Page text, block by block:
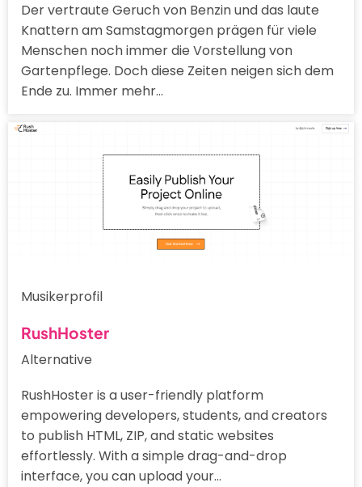
Der vertraute Geruch von Benzin und das laute
Knattern am Samstagmorgen prägen für viele
Menschen noch immer die Vorstellung von
Gartenpflege. Doch diese Zeiten neigen sich dem
Ende zu. Immer mehr…
Musikerprofil
RushHoster
Alternative
RushHoster is a user-friendly platform
empowering developers, students, and creators
to publish HTML, ZIP, and static websites
effortlessly. With a simple drag-and-drop
interface, you can upload your…